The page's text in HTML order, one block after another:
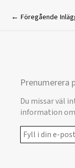
← Föregående
Prenumerera
Du missar väl
information om